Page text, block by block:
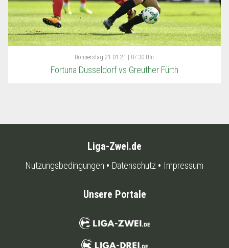
Donnerstag 21.01.21 | 07:30 Uhr
Fortuna Düsseldorf vs Greuther Fürth
Liga-Zwei.de
Nutzungsbedingungen Datenschutz Impressum
Unsere Portale